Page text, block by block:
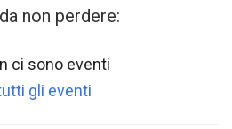
non perdere:
ci sono eventi
gli eventi